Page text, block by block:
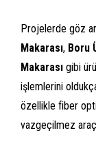
Projelerde göz
Makarası, Boru
Makarası gibi
işlemlerini
özellikle fiber
vazgeçilmez